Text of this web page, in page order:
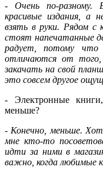
- Очень по-разному.
красивые издания, а
взять в руки. Рядом с
стоят напечатанные
радует, потому что
отличаются от
закачать на свой
это совсем другое
- Электронные
меньше?
- Конечно, меньше.
мне кто-то
идти за ними в
важно, когда любимые